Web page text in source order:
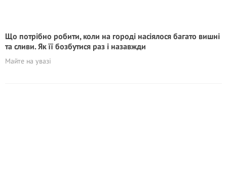
Що потрібно робити, коли на городі насіялося багато вишні
та сливи. Як її бозбутися раз і назавжди
Майте на увазі